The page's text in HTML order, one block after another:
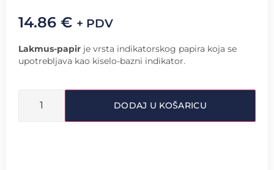
14.86 € + PDV
Lakmus-papir je vrsta indikatorskog papira koja se
upotrebljava kao kiselo-bazni indikator.
DODAJ U KOŠARICU